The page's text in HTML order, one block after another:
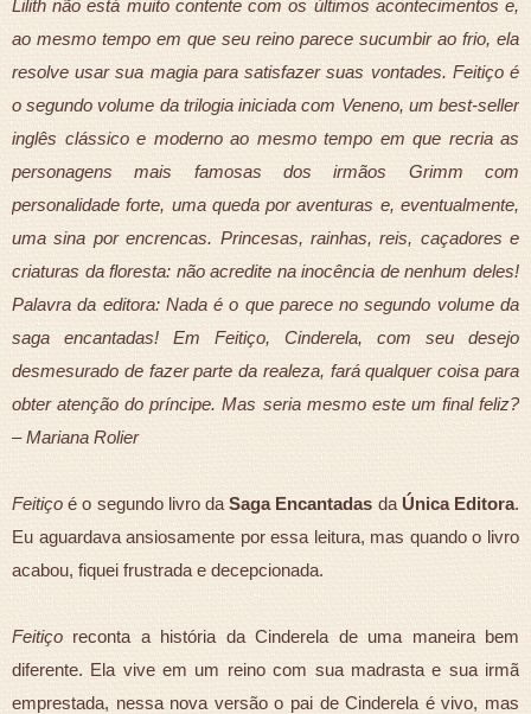
Lilith não está muito contente com os últimos acontecimentos e,
ao mesmo tempo em que seu reino parece sucumbir ao frio, ela
resolve usar sua magia para satisfazer suas vontades. Feitiço é
o segundo volume da trilogia iniciada com Veneno, um best-seller
inglês clássico e moderno ao mesmo tempo em que recria as
personagens mais famosas dos irmãos Grimm com
personalidade forte, uma queda por aventuras e, eventualmente,
uma sina por encrencas. Princesas, rainhas, reis, caçadores e
criaturas da floresta: não acredite na inocência de nenhum deles!
Palavra da editora: Nada é o que parece no segundo volume da
saga encantadas! Em Feitiço, Cinderela, com seu desejo
desmesurado de fazer parte da realeza, fará qualquer coisa para
obter atenção do príncipe. Mas seria mesmo este um final feliz?
– Mariana Rolier
Feitiçoé o segundo livro daSaga Encantadas da Única Editora.
Eu aguardava ansiosamente por essa leitura, mas quando o livro
acabou, fiquei frustrada e decepcionada.
Feitiçoreconta a história da Cinderela de uma maneira bem
diferente. Ela vive em um reino com sua madrasta e sua irmã
emprestada, nessa nova versão o pai de Cinderela é vivo, mas